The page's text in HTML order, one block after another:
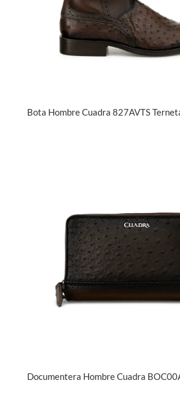
Bota Hombre Cuadra 827AVTS
Documentera Hombre Cuadra